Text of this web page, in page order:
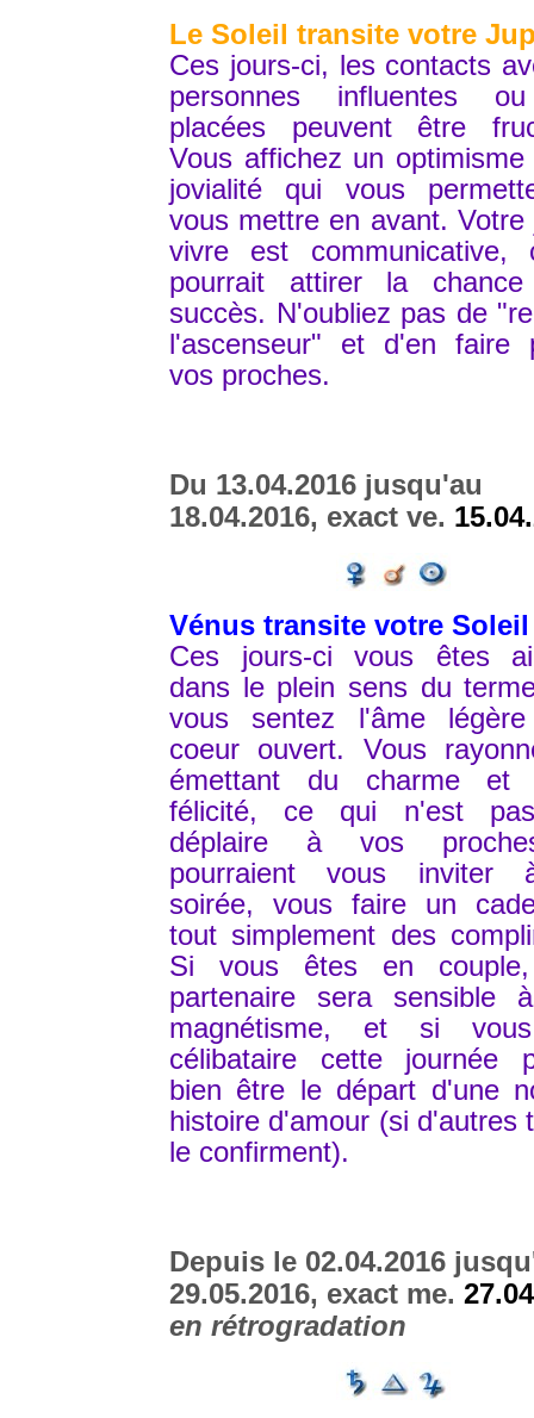
Le Soleil transite votre
Ces jours-ci, les contacts
personnes influentes
placées peuvent être
Vous affichez un
jovialité qui vous
vous mettre en avant. Votre
vivre est communicative,
pourrait attirer la
succès. N'oubliez pas de
l'ascenseur" et d'en faire
vos proches.
Du 13.04.2016 jusqu'au
18.04.2016, exact ve.
Vénus transite votre
Ces jours-ci vous êtes
dans le plein sens du
vous sentez l'âme
coeur ouvert. Vous
émettant du charme
félicité, ce qui n'est
déplaire à vos
pourraient vous inviter
soirée, vous faire un
tout simplement des
Si vous êtes en
partenaire sera sensible
magnétisme, et si
célibataire cette journée
bien être le départ d'une
histoire d'amour (si d'autres
le confirment).
Depuis le 02.04.2016
29.05.2016, exact me.
en rétrogradation